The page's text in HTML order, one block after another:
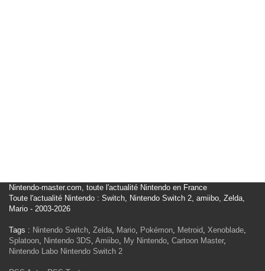
Nintendo-master.com, toute l'actualité Nintendo en France
Toute l'actualité Nintendo : Switch, Nintendo Switch 2, amiibo, Zelda,
Mario - 2003-2026
Tags : Nintendo Switch, Zelda, Mario, Pokémon, Metroid, Xenoblade,
Splatoon, Nintendo 3DS, Amiibo, My Nintendo, Cartoon Master,
Nintendo Labo Nintendo Switch 2